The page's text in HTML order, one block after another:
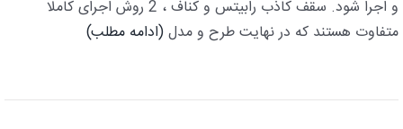
و اجرا شود. سقف کاذب رابیتس و کناف ، 2 روش اجرای کاملا
متفاوت هستند که در نهایت طرح و مدل(ادامه مطلب)